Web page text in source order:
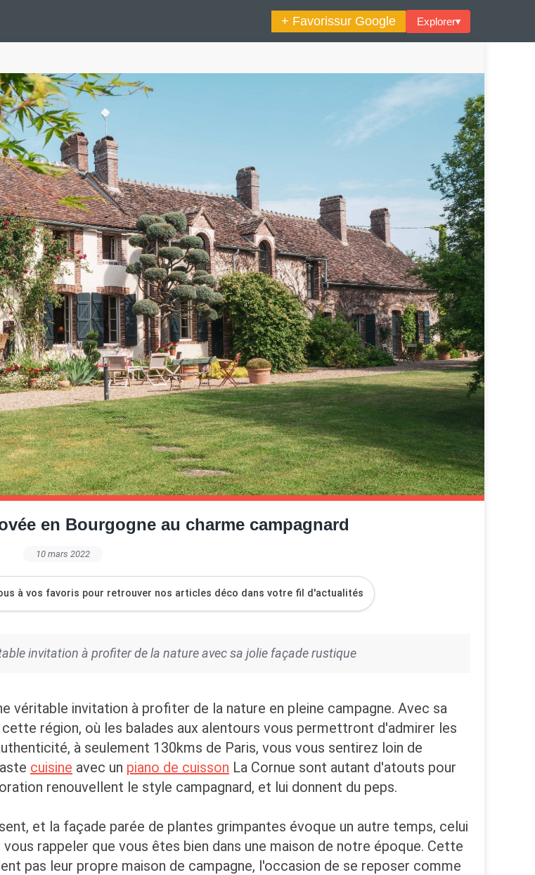
+ Favorissur Google Explorer▾
Photos Idées Déco En 10 Photos
La Décoration Selon Votre Signe Astrologique
D'hôtes Maison Et Appartement Vintage On Décode La Déco
en Bourgogne au charme campagnard
10 mars 2022
à vos favoris pour retrouver nos articles déco dans votre fil d'actualités
invitation à profiter de la nature avec sa jolie façade rustique
véritable invitation à profiter de la nature en pleine campagne. Avec sa
région, où les balades aux alentours vous permettront d'admirer les
à seulement 130kms de Paris, vous vous sentirez loin de
cuisine avec un piano de cuisson La Cornue sont autant d'atouts pour
renouvellent le style campagnard, et lui donnent du peps.
et la façade parée de plantes grimpantes évoque un autre temps, celui
vous rappeler que vous êtes bien dans une maison de notre époque. Cette
pas leur propre maison de campagne, l'occasion de se reposer comme